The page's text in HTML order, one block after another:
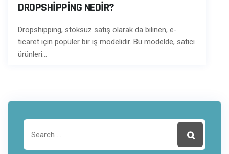
DROPSHIPPING NEDIR?
Dropshipping, stoksuz satış olarak da bilinen, e-
ticaret için popüler bir iş modelidir. Bu modelde, satıcı
ürünleri…